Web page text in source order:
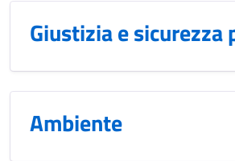
Giustizia e sicurezza
Ambiente